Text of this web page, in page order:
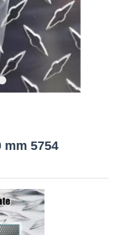
mm 5754